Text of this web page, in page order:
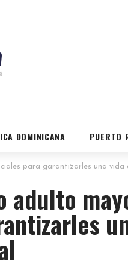
DOMINICANA PUERTO
para garantizarles una
adulto